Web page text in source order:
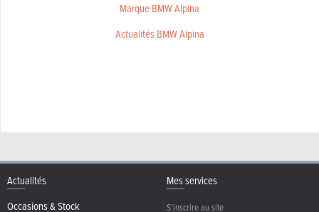
Marque BMW Alpina
Actualités BMW Alpina
Actualités
Occasions & Stock
Mes services
S'inscrire au site